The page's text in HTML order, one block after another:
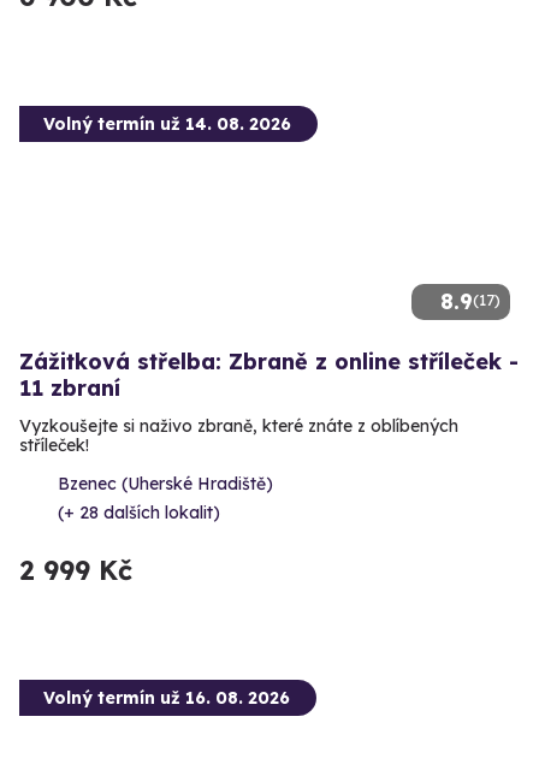
8.9(17)
Volný termín už 14. 08. 2026
Zážitková střelba: Zbraně z online stříleček -
11 zbraní
Vyzkoušejte si naživo zbraně, které znáte z oblíbených
stříleček!
Bzenec (Uherské Hradiště)
(+ 28 dalších lokalit)
2 999 Kč
Volný termín už 16. 08. 2026